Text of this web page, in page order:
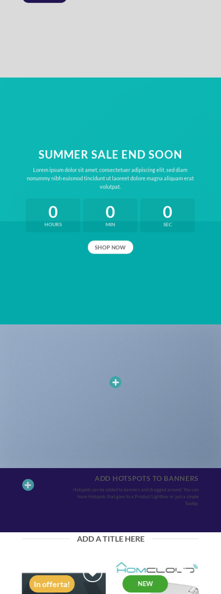
SUMMER SALE END SOON
Lorem ipsum dolor sit amet, consectetuer adipiscing elit, sed diam
nonummy nibh euismod tincidunt ut laoreet dolore magna aliquam erat
volutpat.
0
HOURS
0
MIN
0
SEC
SHOP NOW
ADD HOTSPOTS TO BANNERS
Hotspots can be added to banners and dragged around. You can
have Hotspots that goes to a Product Lightbox or just a simple
Tooltip.
ADD A TITLE HERE
In offerta! NEW